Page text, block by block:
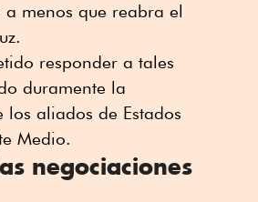
menos que reabra el
responder a tales
duramente la
los aliados de Estados
Medio.
negociaciones